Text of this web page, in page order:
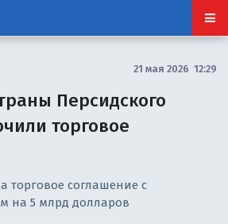
21 мая 2026 12:29
Персидского
торговое
торговое соглашение с
на 5 млрд долларов